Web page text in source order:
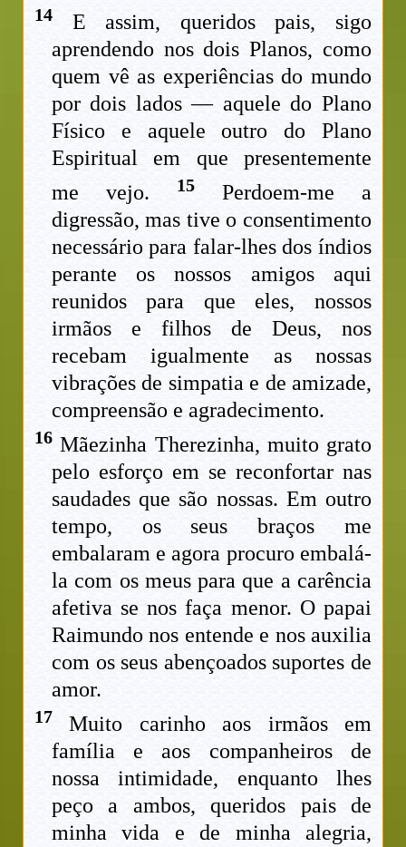
14 E assim, queridos pais, sigo
aprendendo nos dois Planos, como
quem vê as experiências do mundo
por dois lados — aquele do Plano
Físico e aquele outro do Plano
Espiritual em que presentemente
me vejo.
15Perdoem-me a
digressão, mas tive o consentimento
necessário para falar-lhes dos índios
perante os nossos amigos aqui
reunidos para que eles, nossos
irmãos e filhos de Deus, nos
recebam igualmente as nossas
vibrações de simpatia e de amizade,
compreensão e agradecimento.
16 Mãezinha Therezinha, muito grato
pelo esforço em se reconfortar nas
saudades que são nossas. Em outro
tempo, os seus braços me
embalaram e agora procuro embalá-
la com os meus para que a carência
afetiva se nos faça menor. O papai
Raimundo nos entende e nos auxilia
com os seus abençoados suportes de
amor.
17 Muito carinho aos irmãos em
família e aos companheiros de
nossa intimidade, enquanto lhes
peço a ambos, queridos pais de
minha vida e de minha alegria,